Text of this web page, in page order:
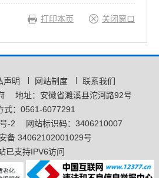
打印本页 关闭窗口
声明 网站制度
联系我们
地址：安徽省濉溪县沱河路92号
式：0561-6077291
-2
网站标识码：3406210007
备 34062102001029号
已支持IPV6访问